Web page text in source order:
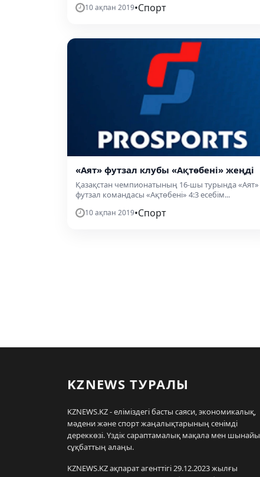
10 ақпан 2019•Спорт
«Аят» футзал клубы «Ақтөбені» жеңді
Қазақстан чемпионатының 16-шы турында «Аят»
футзал командасы «Ақтөбені» 4:3 есебім...
10 ақпан 2019•Спорт
KZNEWS ТУРАЛЫ
KZNEWS.KZ - еліміздегі басты саяси, экономикалық,
мәдени және спорт жаңалықтарының сенімді
дереккөзі. Үздік сараптамалық мақала мен шынайы
сұқбаттың алаңы.
KZNEWS.KZ ақпарат агенттігі 29.12.2023 жылғы